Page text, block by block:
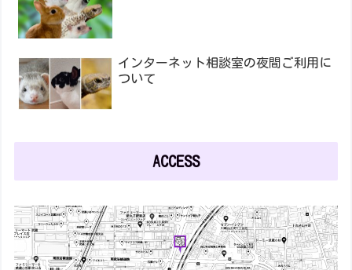
インターネット相談室の夜間ご利用に
ついて
ACCESS